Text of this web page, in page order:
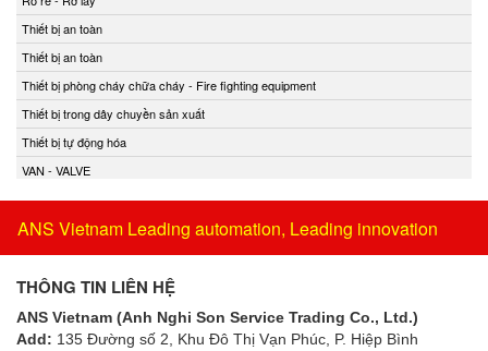
Thiết bị an toàn
Thiết bị an toàn
Thiết bị phòng cháy chữa cháy - Fire fighting equipment
Thiết bị trong dây chuyền sản xuất
Thiết bị tự động hóa
VAN - VALVE
ANS Vietnam Leading automation, Leading innovation
THÔNG TIN LIÊN HỆ
ANS Vietnam (Anh Nghi Son Service Trading Co., Ltd.)
Add: 135 Đường số 2, Khu Đô Thị Vạn Phúc, P. Hiệp Bình